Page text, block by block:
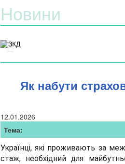
Новини
Як набути
12.01.2026
Тема:
Українці, які проживають за
стаж, необхідний для